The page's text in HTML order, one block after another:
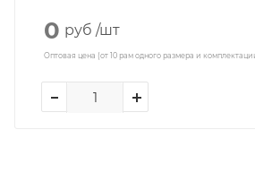
0 руб /шт
Оптовая цена (от 10 рам одного размера и